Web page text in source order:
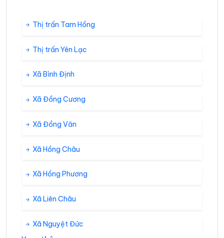
Thị trấn Tam Hồng
Thị trấn Yên Lạc
Xã Bình Định
Xã Đồng Cương
Xã Đồng Văn
Xã Hồng Châu
Xã Hồng Phương
Xã Liên Châu
Xã Nguyệt Đức